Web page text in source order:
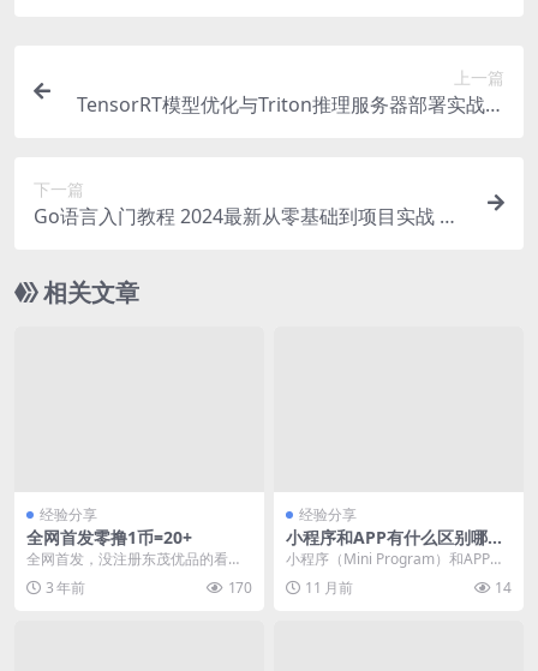
上一篇
TensorRT模型优化与Triton推理服务器部署实战指
下一篇
Go语言入门教程 2024最新从零基础到项目实战 Go
法 Go语言并发编程 Go语言Web开发 Go语言微服
务架构 Go语言项目实战案例
相关文章
经验分享
全网首发零撸1币=20+
全网首发，没注册东茂优品的看过
来了，全网独一份，卖出无手续
费，目前一币20+，无...
3 年前 170
经验分享
小程序和APP有什么区别哪个
更好
小程序（Mini Program）和APP
（应用程序）是移动设备上两种常
见的应用...
11 月前 14